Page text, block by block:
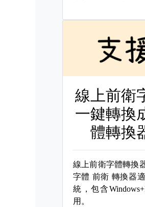
線上前衛
一鍵轉換
體轉換
線上前衛字體轉換
字體 前衛 轉換器
統，包含
用。